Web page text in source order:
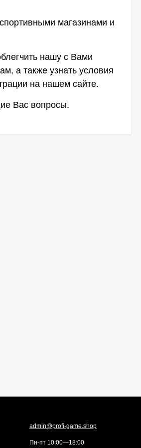
магазинами и
нашу с Вами
а также узнать условия
на нашем сайте.
Вас вопросы.
admin@profi-game.shop
Пн-пт 10:00—18:00